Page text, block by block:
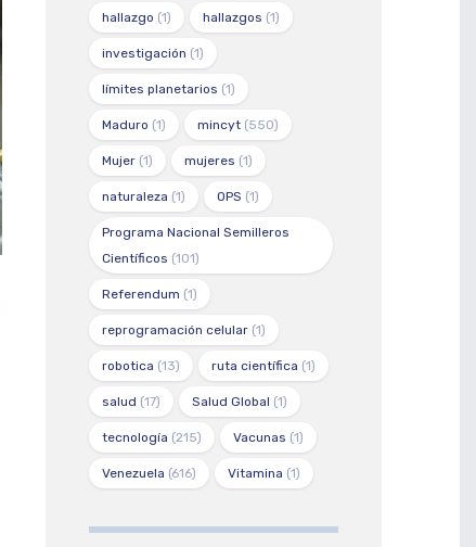
hallazgo (1) hallazgos (1)
investigación (1)
límites planetarios (1)
Maduro (1) mincyt (550)
Mujer (1) mujeres (1)
naturaleza (1) OPS (1)
Programa Nacional Semilleros
Científicos (101)
Referendum (1)
reprogramación celular (1)
robotica (13) ruta científica (1)
salud (17) Salud Global (1)
tecnología (215) Vacunas (1)
Venezuela (616) Vitamina (1)